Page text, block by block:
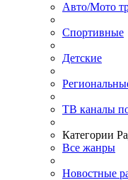
Авто/Мото
Спортивные
Детские
ТВ каналы
Категории
Все жанры
Новостные